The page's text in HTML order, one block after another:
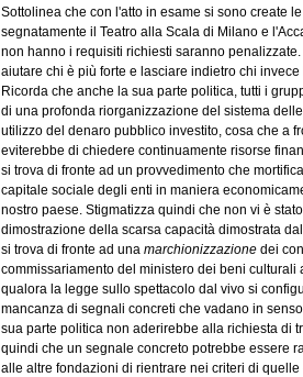
Sottolinea che con l'atto in esame si sono create
segnatamente il Teatro alla Scala di Milano e
non hanno i requisiti richiesti saranno
aiutare chi è più forte e lasciare indietro chi
Ricorda che anche la sua parte politica, tutti i
di una profonda riorganizzazione del sistema
utilizzo del denaro pubblico investito, cosa che a
eviterebbe di chiedere continuamente risorse
si trova di fronte ad un provvedimento che
capitale sociale degli enti in maniera
nostro paese. Stigmatizza quindi che non vi è
dimostrazione della scarsa capacità dimostrata
si trova di fronte ad una marchionizzazione dei
commissariamento del ministero dei beni
qualora la legge sullo spettacolo dal vivo si
mancanza di segnali concreti che vadano in
sua parte politica non aderirebbe alla richiesta di
quindi che un segnale concreto potrebbe essere
alle altre fondazioni di rientrare nei criteri di